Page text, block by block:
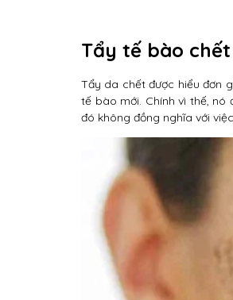
Tẩy tế bào
Tẩy da chết được hiểu đơn
tế bào mới. Chính vì thế,
đó không đồng nghĩa với